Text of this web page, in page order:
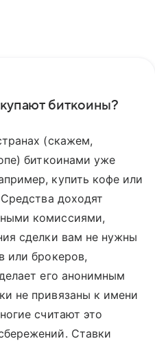
биткоины?
(скажем,
биткоинами уже
купить кофе или
доходят
комиссиями,
сделки вам не нужны
или брокеров,
его анонимным
не привязаны к имени
считают это
Ставки